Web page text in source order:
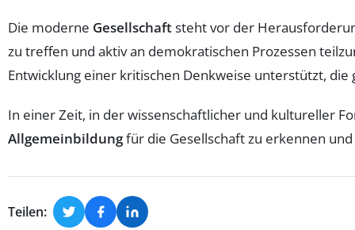
Die moderne Gesellschaftsteht vor der
zu treffen und aktiv an demokratischen Prozessen
Entwicklung einer kritischen Denkweise unterstützt,
In einer Zeit, in der wissenschaftlicher und kultureller
Allgemeinbildungfür die Gesellschaft zu erkennen
Teilen: